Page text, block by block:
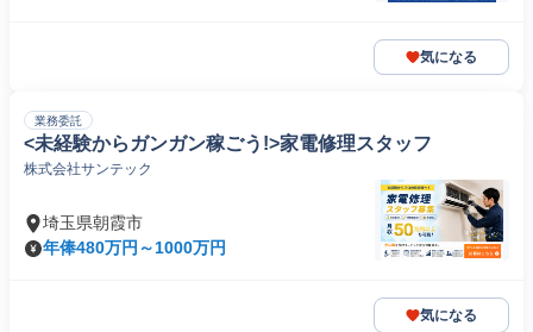
気になる
業務委託
<未経験からガンガン稼ごう!>家電修理スタッフ
株式会社サンテック
埼玉県朝霞市
年俸480万円～1000万円
気になる